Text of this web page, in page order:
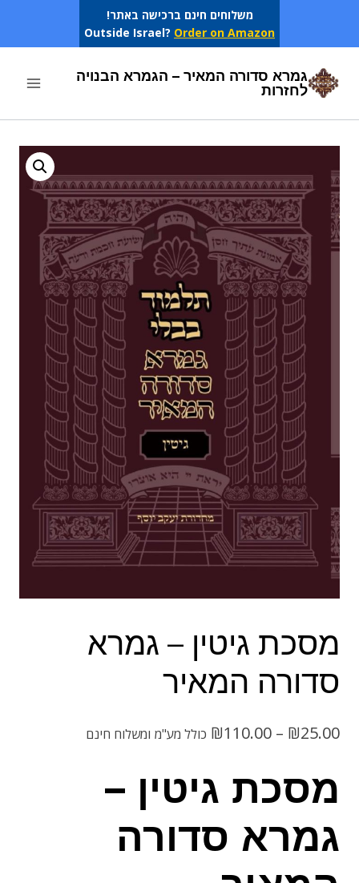
משלוחים חינם ברכישה באתר!
Outside Israel? Order on Amazon
גמרא סדורה המאיר – הגמרא הבנויה
לחזרות
מסכת גיטין – גמרא
סדורה המאיר
₪25.00
–
₪110.00
טווח
עד
כולל מע"מ ומשלוח חינם
מסכת גיטין –
גמרא סדורה